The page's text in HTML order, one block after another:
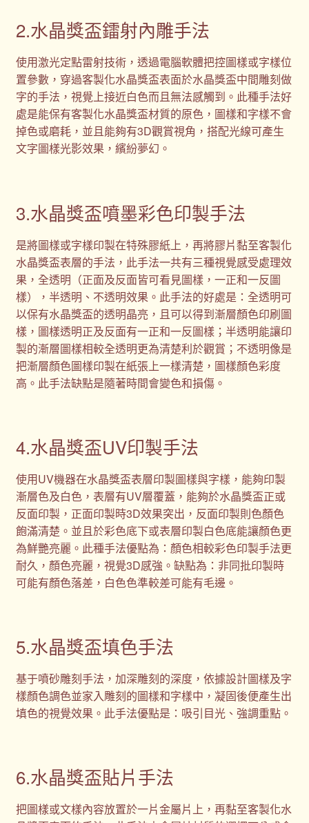
2.水晶獎盃鐳射內雕手法
使用激光定點雷射技術，透過電腦軟體把控圖樣或字樣位
置參數，穿過客製化水晶獎盃表面於水晶獎盃中間雕刻做
字的手法，視覺上接近白色而且無法感觸到。此種手法好
處是能保有客製化水晶獎盃材質的原色，圖樣和字樣不會
掉色或磨耗，並且能夠有3D觀賞視角，搭配光線可產生
文字圖樣光影效果，繽紛夢幻。
3.水晶獎盃噴墨彩色印製手法
是將圖樣或字樣印製在特殊膠紙上，再將膠片黏至客製化
水晶獎盃表層的手法，此手法一共有三種視覺感受處理效
果，全透明（正面及反面皆可看見圖樣，一正和一反圖
樣），半透明、不透明效果。此手法的好處是：全透明可
以保有水晶獎盃的透明晶亮，且可以得到漸層顏色印刷圖
樣，圖樣透明正及反面有一正和一反圖樣；半透明能讓印
製的漸層圖樣相較全透明更為清楚利於觀賞；不透明像是
把漸層顏色圖樣印製在紙張上一樣清楚，圖樣顏色彩度
高。此手法缺點是隨著時間會變色和損傷。
4.水晶獎盃UV印製手法
使用UV機器在水晶獎盃表層印製圖樣與字樣，能夠印製
漸層色及白色，表層有UV層覆蓋，能夠於水晶獎盃正或
反面印製，正面印製時3D效果突出，反面印製則色顏色
飽滿清楚。並且於彩色底下或表層印製白色底能讓顏色更
為鮮艷亮麗。此種手法優點為：顏色相較彩色印製手法更
耐久，顏色亮麗，視覺3D感強。缺點為：非同批印製時
可能有顏色落差，白色色準較差可能有毛邊。
5.水晶獎盃填色手法
基于噴砂雕刻手法，加深雕刻的深度，依據設計圖樣及字
樣顏色調色並家入雕刻的圖樣和字樣中，凝固後便產生出
填色的視覺效果。此手法優點是：吸引目光、強調重點。
6.水晶獎盃貼片手法
把圖樣或文樣內容放置於一片金屬片上，再黏至客製化水